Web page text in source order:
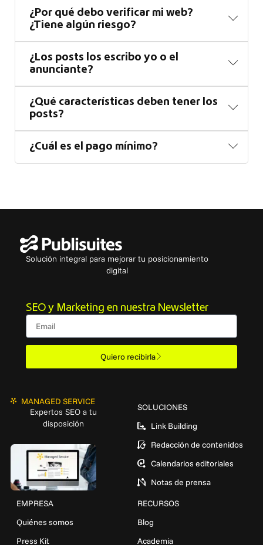
¿Por qué debo verificar mi web?
¿Tiene algún riesgo?
¿Los posts los escribo yo o el
anunciante?
¿Qué características deben tener los
posts?
¿Cuál es el pago mínimo?
Solución integral para mejorar tu posicionamiento
digital
SEO y Marketing en nuestra Newsletter
Email
Quiero recibirla
MANAGED SERVICE
Expertos SEO a tu
disposición
SOLUCIONES
Link Building
Redacción de contenidos
Calendarios editoriales
Notas de prensa
EMPRESA
Quiénes somos
Press Kit
RECURSOS
Blog
Academia